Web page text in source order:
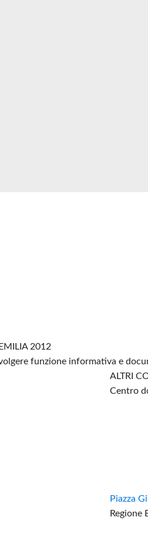
2012
funzione informativa e
ALTRI
Centro
Piazza
Regione